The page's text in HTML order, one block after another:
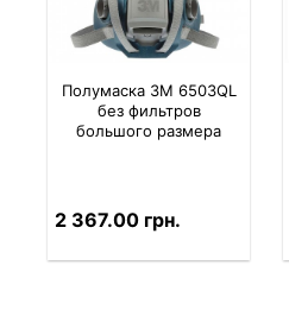
Полумаска 3M 6503QL
без фильтров
большого размера
2 367.00 грн.